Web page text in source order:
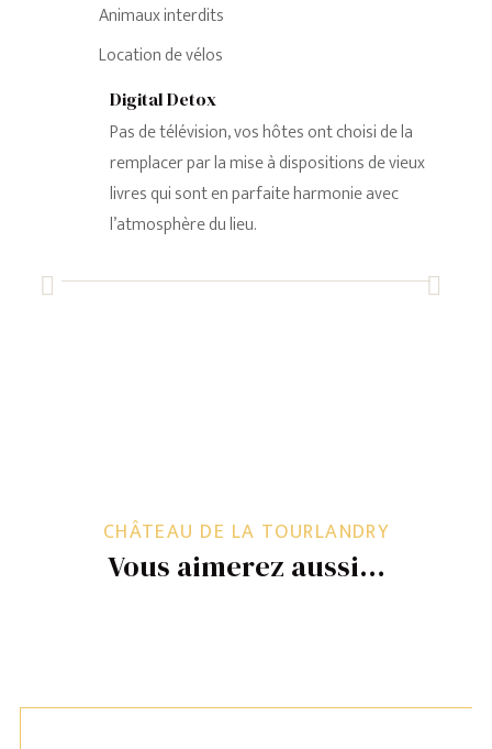
Animaux interdits
Location de vélos
Digital Detox
Pas de télévision, vos hôtes ont choisi de la
remplacer par la mise à dispositions de vieux
livres qui sont en parfaite harmonie avec
l’atmosphère du lieu.
Vous aimerez aussi…
CHÂTEAU DE LA TOURLANDRY